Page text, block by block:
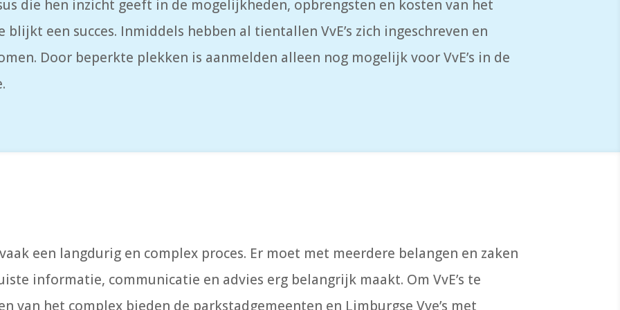
die hen inzicht geeft in de mogelijkheden, opbrengsten en kosten van het
blijkt een succes. Inmiddels hebben al tientallen VvE’s zich ingeschreven en
Door beperkte plekken is aanmelden alleen nog mogelijk voor VvE’s in de
een langdurig en complex proces. Er moet met meerdere belangen en zaken
informatie, communicatie en advies erg belangrijk maakt. Om VvE’s te
van het complex bieden de parkstadgemeenten en Limburgse Vve’s met